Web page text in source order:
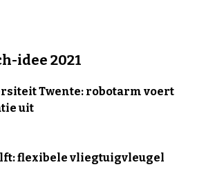
idee 2021
Twente: robotarm voert
uit
flexibele vliegtuigvleugel